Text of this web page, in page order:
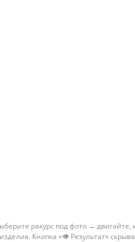
ракурс под фото → двигайте,
Кнопка «👁 Результат»